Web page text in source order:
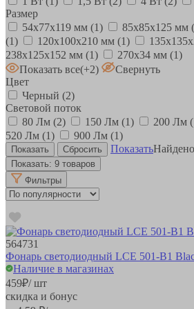
Размер
54x77x119 мм (1) 85х85х125 мм
(1)
120х100х210 мм (1)
238х125х152 мм (1) 270х34 мм (1)
Показать все(+2)
Свернуть
Цвет
Черный (2)
Световой поток
80 Лм (2) 150 Лм (1) 200 Лм
520 Лм (1) 900 Лм (1)
Показать
Показать: 9 товаров
Фильтры
564731
Фонарь светодиодный LCE 501-B1
Наличие в магазинах
459₽/ шт
скидка и бонус